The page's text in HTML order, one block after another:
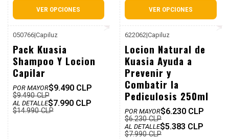
VER OPCIONES VER OPCIONES
Dcto
050766|Capiluz
Pack Kuasia
Shampoo Y Locion
Capilar
POR MAYOR$9.490 CLP
$9.490 CLP
AL DETALLE$7.990 CLP
$14.990 CLP
Dcto
622062|Capiluz
Locion Natural de
Kuasia Ayuda a
Prevenir y
Combatir la
Pediculosis 250ml
POR MAYOR$6.230 CLP
$6.230 CLP
AL DETALLE$5.383 CLP
$7.990 CLP